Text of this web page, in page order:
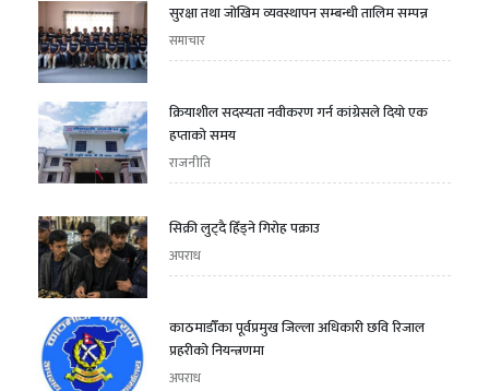
सुरक्षा तथा जोखिम व्यवस्थापन सम्बन्धी तालिम सम्पन्न
समाचार
क्रियाशील सदस्यता नवीकरण गर्न कांग्रेसले दियो एक
हप्ताको समय
राजनीति
सिक्री लुट्दै हिँड्ने गिरोह पक्राउ
अपराध
काठमाडौँका पूर्वप्रमुख जिल्ला अधिकारी छवि रिजाल
प्रहरीको नियन्त्रणमा
अपराध